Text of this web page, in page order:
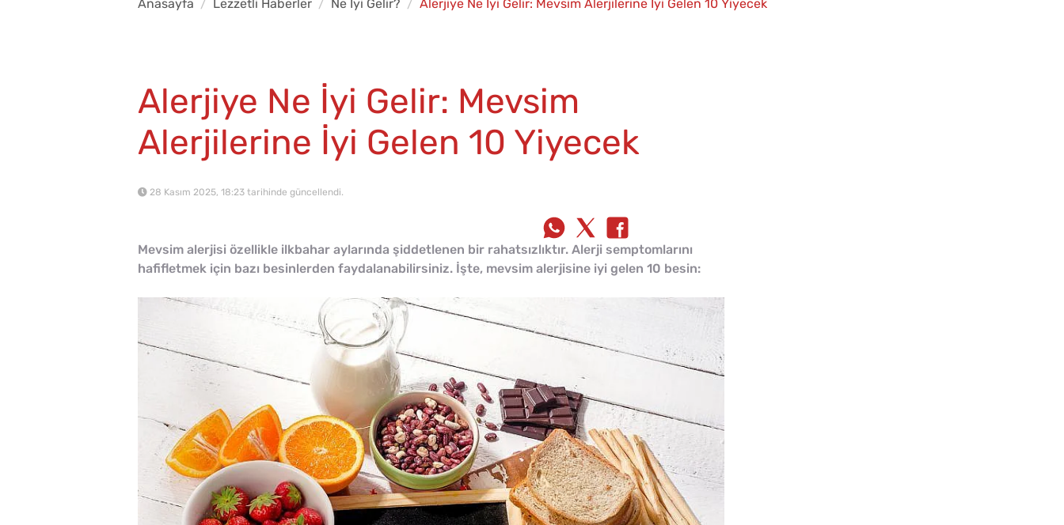
Anasayfa Lezzetli Haberler Ne İyi Gelir? Alerjiye Ne İyi Gelir: Mevsim Alerjilerine İyi Gelen 10 Yiyecek
Alerjiye Ne İyi Gelir: Mevsim
Alerjilerine İyi Gelen 10 Yiyecek
28 Kasım 2025, 18:23 tarihinde güncellendi.
Mevsim alerjisi özellikle ilkbahar aylarında şiddetlenen bir rahatsızlıktır. Alerji semptomlarını
hafifletmek için bazı besinlerden faydalanabilirsiniz. İşte, mevsim alerjisine iyi gelen 10 besin: